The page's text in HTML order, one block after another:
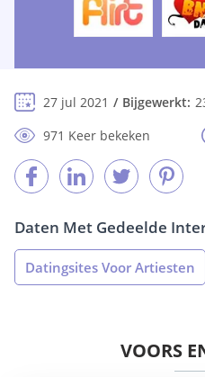
27 jul 2021 Bijgewerkt:
971 Keer bekeken
Daten Met Gedeelde
Datingsites Voor Artiesten
VOORS